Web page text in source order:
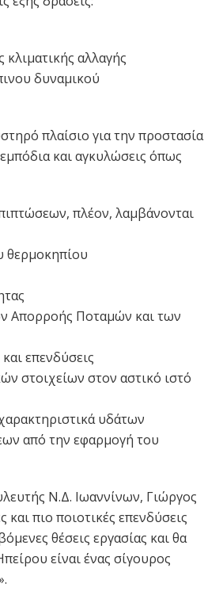
αλλαγής
δυναμικού
πλαίσιο για την προστασία
και αγκυλώσεις όπως
πλέον, λαμβάνονται
θερμοκηπίου
Απορροής Ποταμών και των
επενδύσεις
στοιχείων στον αστικό ιστό
υδάτων
από την εφαρμογή του
Ν.Δ. Ιωαννίνων, Γιώργος
πιο ποιοτικές επενδύσεις
θέσεις εργασίας και θα
είναι ένας σίγουρος